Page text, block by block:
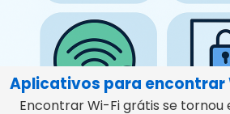
Aplicativos para encontrar
Encontrar Wi-Fi grátis se tornou